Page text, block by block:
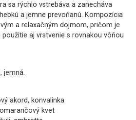
sa rýchlo vstrebáva a zanecháva
a jemne prevoňanú. Kompozícia
a relaxačným dojmom, pričom je
použitie aj vrstvenie s rovnakou vôňou
jemná.
akord, konvalinka
kvet